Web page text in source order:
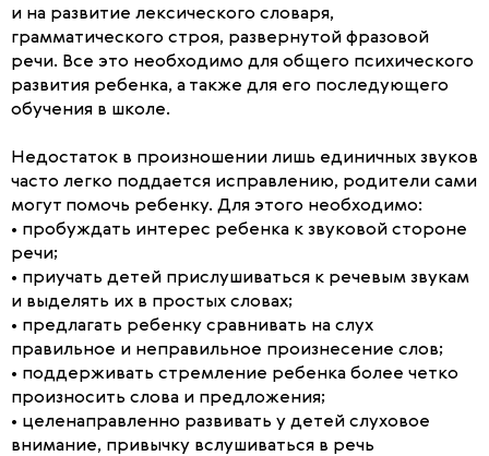
и на развитие лексического словаря,
грамматического строя, развернутой фразовой
речи. Все это необходимо для общего психического
развития ребенка, а также для его последующего
обучения в школе.
Недостаток в произношении лишь единичных звуков
часто легко поддается исправлению, родители сами
могут помочь ребенку. Для этого необходимо:
• пробуждать интерес ребенка к звуковой стороне
речи;
• приучать детей прислушиваться к речевым звукам
и выделять их в простых словах;
• предлагать ребенку сравнивать на слух
правильное и неправильное произнесение слов;
• поддерживать стремление ребенка более четко
произносить слова и предложения;
• целенаправленно развивать у детей слуховое
внимание, привычку вслушиваться в речь